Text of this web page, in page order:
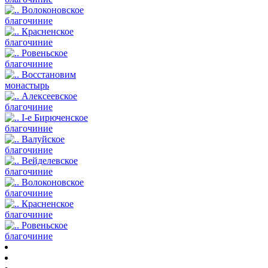
Волоконовское
благочиние
Красненское
благочиние
Ровеньское
благочиние
Восстановим
монастырь
Алексеевское
благочиние
I-е Бирюченское
благочиние
Валуйское
благочиние
Вейделевское
благочиние
Волоконовское
благочиние
Красненское
благочиние
Ровеньское
благочиние